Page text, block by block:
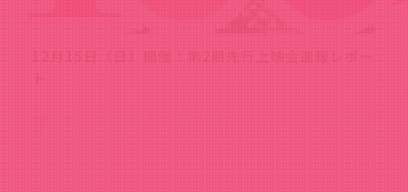
12月15日（日）開催！第2期先行上映会速報レポー